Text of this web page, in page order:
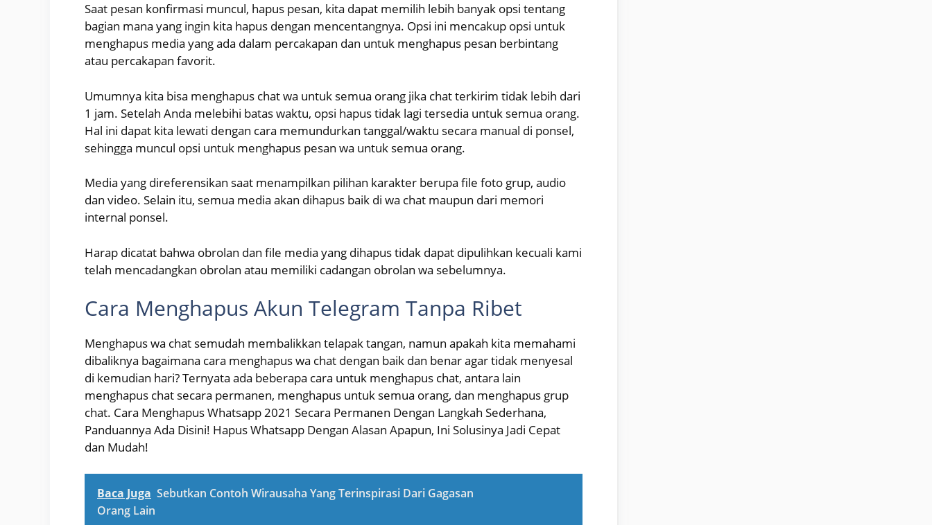
Saat pesan konfirmasi muncul, hapus pesan, kita dapat memilih lebih banyak opsi tentang
bagian mana yang ingin kita hapus dengan mencentangnya. Opsi ini mencakup opsi untuk
menghapus media yang ada dalam percakapan dan untuk menghapus pesan berbintang
atau percakapan favorit.
Umumnya kita bisa menghapus chat wa untuk semua orang jika chat terkirim tidak lebih dari
1 jam. Setelah Anda melebihi batas waktu, opsi hapus tidak lagi tersedia untuk semua orang.
Hal ini dapat kita lewati dengan cara memundurkan tanggal/waktu secara manual di ponsel,
sehingga muncul opsi untuk menghapus pesan wa untuk semua orang.
Media yang direferensikan saat menampilkan pilihan karakter berupa file foto grup, audio
dan video. Selain itu, semua media akan dihapus baik di wa chat maupun dari memori
internal ponsel.
Harap dicatat bahwa obrolan dan file media yang dihapus tidak dapat dipulihkan kecuali kami
telah mencadangkan obrolan atau memiliki cadangan obrolan wa sebelumnya.
Cara Menghapus Akun Telegram Tanpa Ribet
Menghapus wa chat semudah membalikkan telapak tangan, namun apakah kita memahami
dibaliknya bagaimana cara menghapus wa chat dengan baik dan benar agar tidak menyesal
di kemudian hari? Ternyata ada beberapa cara untuk menghapus chat, antara lain
menghapus chat secara permanen, menghapus untuk semua orang, dan menghapus grup
chat. Cara Menghapus Whatsapp 2021 Secara Permanen Dengan Langkah Sederhana,
Panduannya Ada Disini! Hapus Whatsapp Dengan Alasan Apapun, Ini Solusinya Jadi Cepat
dan Mudah!
Baca Juga Sebutkan Contoh Wirausaha Yang Terinspirasi Dari Gagasan
Orang Lain